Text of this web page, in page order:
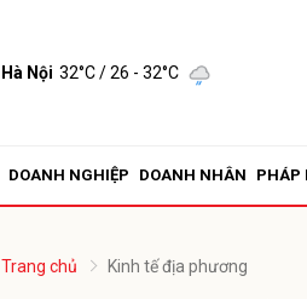
Hà Nội 32°C/ 26 - 32°C
DOANH NGHIỆP DOANH NHÂN PHÁP
Trang chủ Kinh tế địa phương